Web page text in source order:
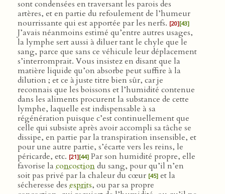
sont condensées en traversant les parois des
artères, et en partie du refoulement de l’humeur
nourrissante qui est apportée par les nerfs. [20][43]
J’avais néanmoins estimé qu’entre autres usages,
la lymphe sert aussi à diluer tant le chyle que le
sang, parce que sans ce véhicule leur déplacement
s’interromprait. Vous insistez en disant que la
matière liquide qu’on absorbe peut suffire à la
dilution ; et ce à juste titre bien sûr, car je
reconnais que les boissons et l’humidité contenue
dans les aliments procurent la substance de cette
lymphe, laquelle est indispensable à sa
régénération puisque c’est continuellement que
celle qui subsiste après avoir accompli sa tâche se
dissipe, en partie par la transpiration insensible, et
pour une autre partie, s’écarte vers les reins, le
péricarde, etc. [21][44] Par son humidité propre, elle
favorise la concoctiondu sang, pour qu’il n’en
soit pas privé par la chaleur du cœur [45] et la
sécheresse des esprits, ou par sa propre